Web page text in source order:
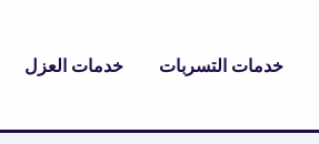
خدمات التسربات خدمات العزل